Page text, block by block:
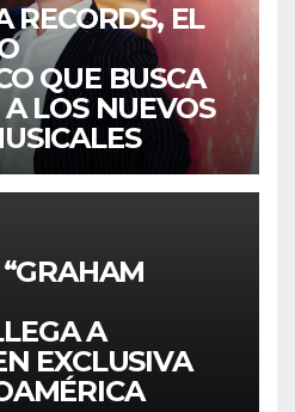
RECORDS, EL
QUE BUSCA
LOS NUEVOS
A
EXCLUSIVA